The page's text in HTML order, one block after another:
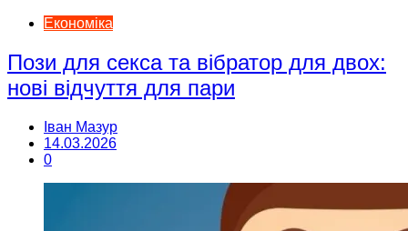
Економіка
Пози для секса та вібратор для двох:
нові відчуття для пари
Іван Мазур
14.03.2026
0